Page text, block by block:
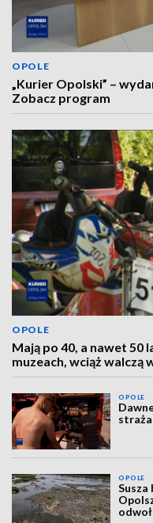
OPOLE
„Kurier Opolski” –
Zobacz program
OPOLE
Mają po 40, a nawet 50
muzeach, wciąż
OPOLE
OPOLE
Susza